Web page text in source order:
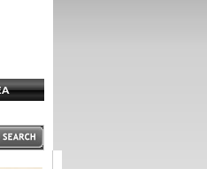
|| Akses Kami di Handphone anda